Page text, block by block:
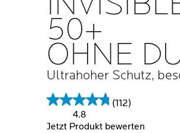
50+
OHNE
Ultrahoher Schutz,
4.8
(112)
Jetzt Produkt bewerten